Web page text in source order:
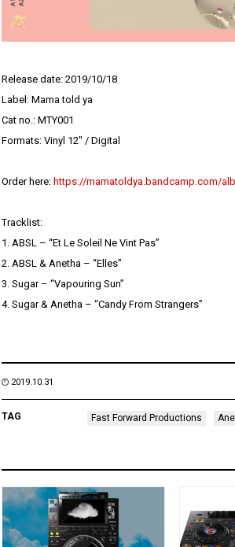
Release date: 2019/10/18
Label: Mama told ya
Cat no.: MTY001
Formats: Vinyl 12″ / Digital
Order here: https://mamatoldya.bandcamp.com/
Tracklist:
1. ABSL – “Et Le Soleil Ne Vint Pas”
2. ABSL & Anetha – “Elles”
3. Sugar – “Vapouring Sun”
4. Sugar & Anetha – “Candy From Strangers”
2019.10.31
TAG Fast Forward Productions